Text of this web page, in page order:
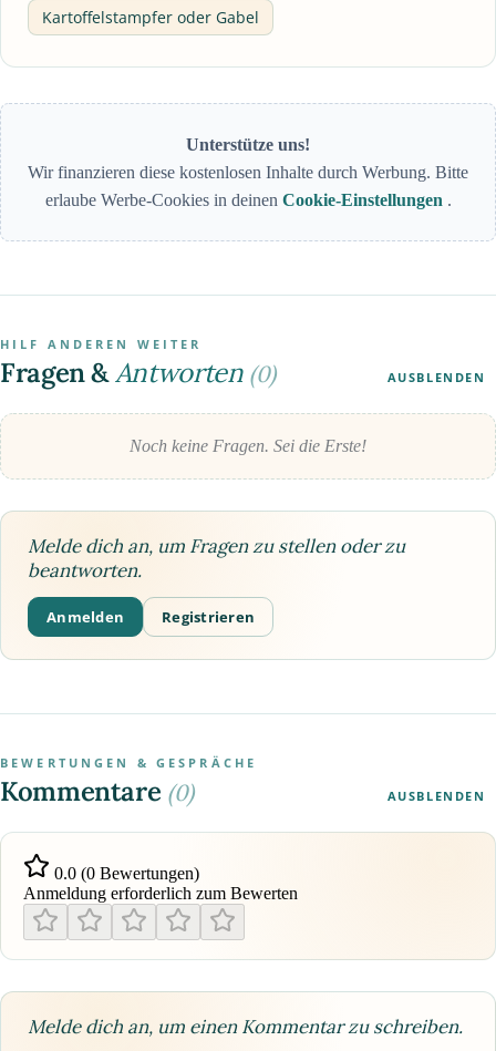
Kartoffelstampfer oder Gabel
Unterstütze uns!
Wir finanzieren diese kostenlosen Inhalte durch Werbung. Bitte
erlaube Werbe-Cookies in deinen Cookie-Einstellungen .
HILF ANDEREN WEITER
Fragen &Antworten (0) AUSBLENDEN
Noch keine Fragen. Sei die Erste!
Melde dich an, um Fragen zu stellen oder zu
beantworten.
Anmelden Registrieren
BEWERTUNGEN & GESPRÄCHE
Kommentare (0) AUSBLENDEN
0.0 (0 Bewertungen)
Anmeldung erforderlich zum Bewerten
Melde dich an, um einen Kommentar zu schreiben.